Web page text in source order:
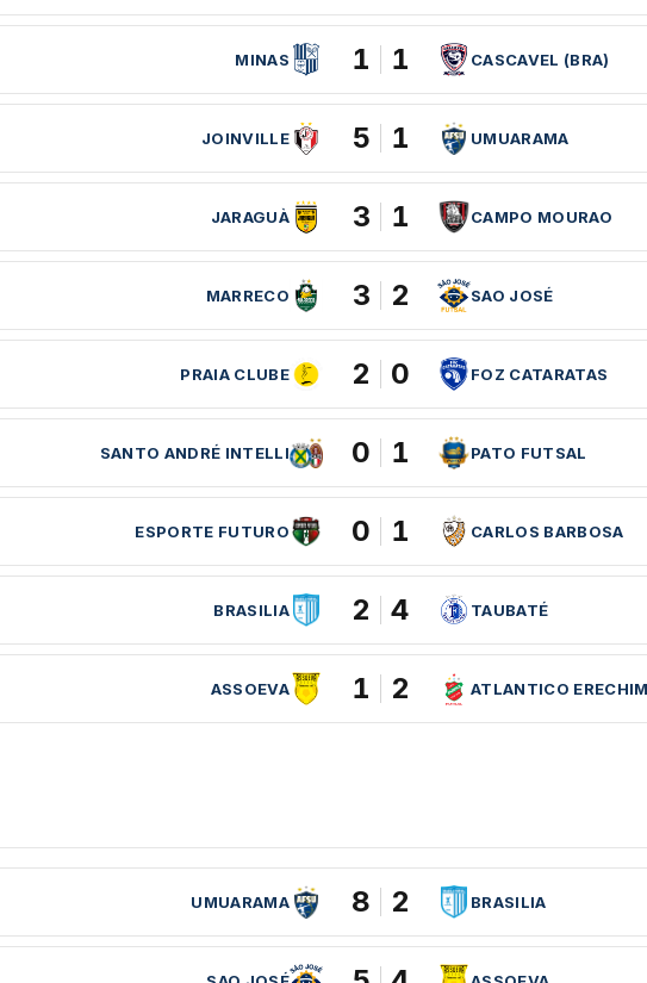
MINAS 1 1 CASCAVEL (BRA)
JOINVILLE 5 1 UMUARAMA
JARAGUÀ 3 1 CAMPO MOURAO
MARRECO 3 2 SAO JOSÉ
PRAIA CLUBE 2 0 FOZ CATARATAS
SANTO ANDRÉ INTELLI 0 1 PATO FUTSAL
ESPORTE FUTURO 0 1 CARLOS BARBOSA
BRASILIA 2 4 TAUBATÉ
ASSOEVA 1 2 ATLANTICO
UMUARAMA 8 2 BRASILIA